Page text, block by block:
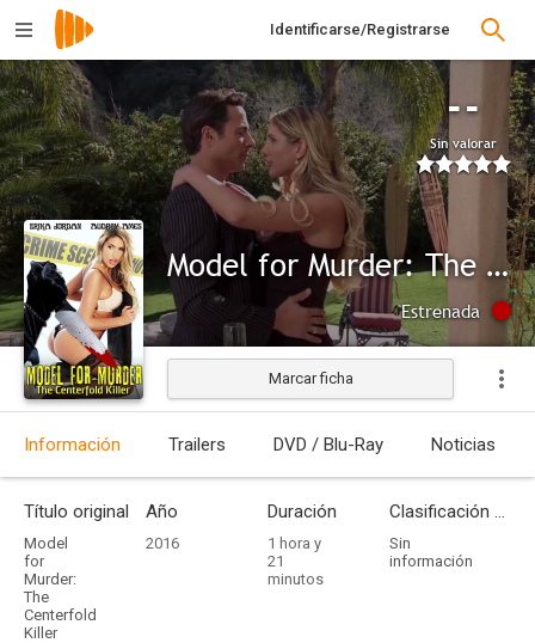
Identificarse/Registrarse
--
Sin valorar
Model for Murder: The Centerfold Killer
Estrenada
Marcar ficha
Información Trailers DVD / Blu-Ray Noticias
Título original
Model
for
Murder:
The
Centerfold
Killer
Año
2016
Duración
1 hora y
21
minutos
Clasificación por edades
Sin
información